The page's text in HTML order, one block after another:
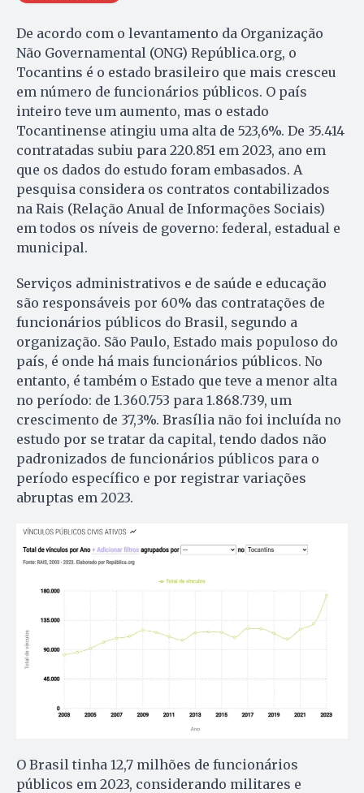
De acordo com o levantamento da Organização
Não Governamental (ONG) República.org, o
Tocantins é o estado brasileiro que mais cresceu
em número de funcionários públicos. O país
inteiro teve um aumento, mas o estado
Tocantinense atingiu uma alta de 523,6%. De 35.414
contratadas subiu para 220.851 em 2023, ano em
que os dados do estudo foram embasados. A
pesquisa considera os contratos contabilizados
na Rais (Relação Anual de Informações Sociais)
em todos os níveis de governo: federal, estadual e
municipal.
Serviços administrativos e de saúde e educação
são responsáveis por 60% das contratações de
funcionários públicos do Brasil, segundo a
organização. São Paulo, Estado mais populoso do
país, é onde há mais funcionários públicos. No
entanto, é também o Estado que teve a menor alta
no período: de 1.360.753 para 1.868.739, um
crescimento de 37,3%. Brasília não foi incluída no
estudo por se tratar da capital, tendo dados não
padronizados de funcionários públicos para o
período específico e por registrar variações
abruptas em 2023.
O Brasil tinha 12,7 milhões de funcionários
públicos em 2023, considerando militares e